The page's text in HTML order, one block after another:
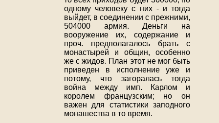
одному человеку с них - и тогда
выйдет, в соединении с прежними,
504000 армия. Деньги на
вооружение их, содержание и
проч. предполагалось брать с
монастырей и общин, особенно
же с жидов. План этот не мог быть
приведен в исполнение уже и
потому, что загоралась тогда
война между имп. Карлом и
королем французским; но он
важен для статистики заподного
монашества в то время.